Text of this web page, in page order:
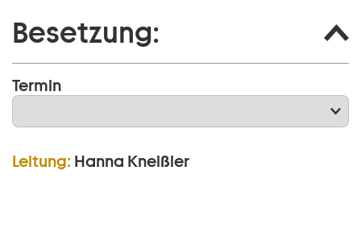
Besetzung:
Termin
Leitung: Hanna Kneißler